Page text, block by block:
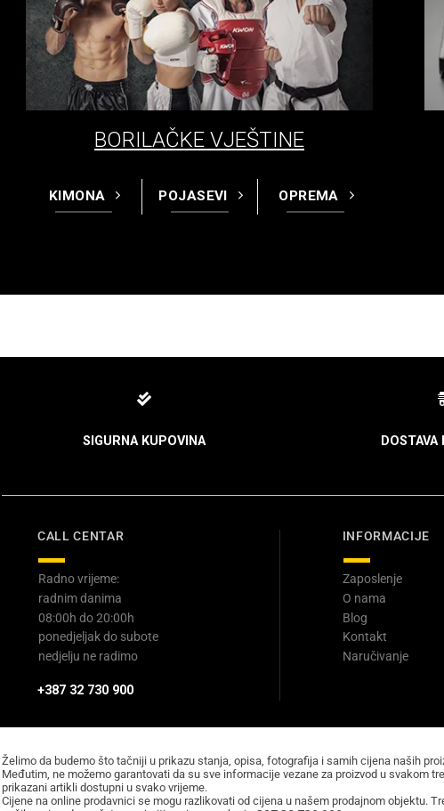
BORILAČKE VJEŠTINE
KIMONA POJASEVI OPREMA
SIGURNA KUPOVINA DOSTAVA
CALL CENTAR
Radno vrijeme:
radnim danima
08:00h do 20:00h
ponedjeljak do subote
nedjelju ne radimo
+387 32 730 900
INFORMACIJE
Zaposlenje
O nama
Blog
Kontakt
Naručivanje
Želimo da budemo što tačniji u prikazu stanja, opisa, fotografija i samih cijena naših
Međutim, ne možemo garantovati da su sve informacije vezane za proizvod u svakom
prikazani artikli dostupni u svako vrijeme.
Cijene na online prodavnici se mogu razlikovati od cijena u našem prodajnom objektu.